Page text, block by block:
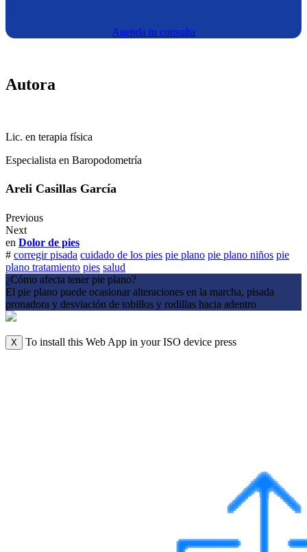
Agenda tu consulta
Autora
Lic. en terapia física
Especialista en Baropodometría
Areli Casillas García
Previous
Next
en Dolor de pies
# corregir pisada cuidado de los pies pie plano pie plano niños pie
plano tratamiento pies salud
¿Cómo afecta tener pie plano?
El pie plano puede ocasionar alteraciones en la marcha, pisada
pronadora y desviación de tobillos y rodillas hacia adentro
X To install this Web App in your ISO device press